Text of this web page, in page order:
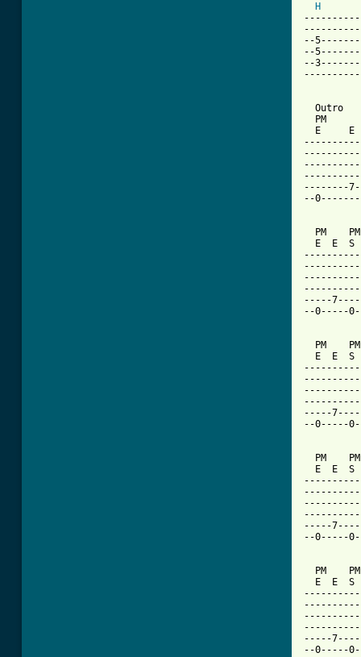
H
--
--
--
PM
E     E
--------
--
PM
E  E
-----
--0-----
PM
E  E
-----
--0-----
PM
E  E  S
-----
--0-----
PM
E  E
-----
--0-----